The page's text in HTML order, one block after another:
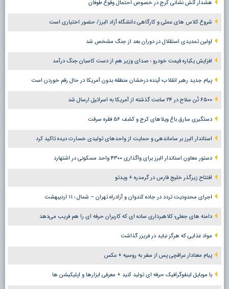
هشدار آتش نشانی کرج در خصوص احتمال وقوع طوفان
شروع کلاس های عملی و کارگاهی دانشگاه آزاد البرز/ حضور اختیاری است
اولین تمدیدی استقلال در دوران بعد از جنگ مشخص شد
افزایش یکباره قیمت خودرو ؛ صدای وزیر هم از دست کاسبان جنگ درآمد
پیام جدید رهبر انقلاب؛ آینده درخشان منطقه بدون آمریکا در حال رقم خوردن است
۶۵۰۰ تُن سلاح در ۲۴ ساعت گذشته از آمریکا به اسرائیل ارسال شد
دستگیری سارق باغ ویلاهای کرج و کشف ۵۶ فقره سرقت
استاندار البرز بر ساماندهی و حمایت از واحدهای تولیدی خسارت دیده تاکید کرد
دستور معاون استاندار البرز برای واگذاری ۴۳۰۰ واحد مسکونی در اشتهارد
افتتاح زیرگذر خلیج فارس در گرمدره + ویدئو
اجرای محدودیت تردد در جاده کندوان و آزادراه تهران – شمال ؛ ١١ اردیبهشت
دامنه های جعلی؛ کلاهبرداری ساده ای که کاربران حرفه ای را هم فریب می‌دهد
مواد غذایی که هرگز نباید در فریزر گذاشت
پیام معنادار عراقچی پس از سفر به روسیه + عکس
با موبایل اینفوگرافیک حرفه ای تولید کنید + معرفی ابزارها و اپلیکیشن ها